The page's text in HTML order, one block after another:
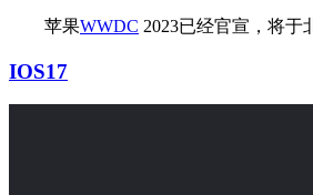
苹果WWDC 2023已经官宣，将于
IOS17